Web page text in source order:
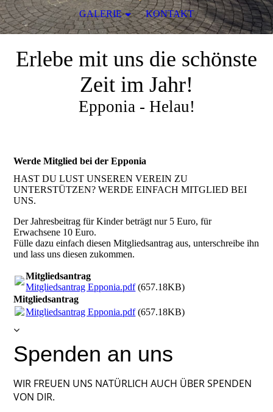
Erlebe mit uns die schönste
Zeit im Jahr!
Epponia - Helau!
Werde Mitglied bei der Epponia
HAST DU LUST UNSEREN VEREIN ZU
UNTERSTÜTZEN? WERDE EINFACH MITGLIED BEI
UNS.
Der Jahresbeitrag für Kinder beträgt nur 5 Euro, für
Erwachsene 10 Euro.
Fülle dazu einfach diesen Mitgliedsantrag aus, unterschreibe ihn
und lass uns diesen zukommen.
Mitgliedsantrag
Mitgliedsantrag Epponia.pdf(657.18KB)
Mitgliedsantrag
Mitgliedsantrag Epponia.pdf(657.18KB)
Spenden an uns
WIR FREUEN UNS NATÜRLICH AUCH ÜBER SPENDEN
VON DIR.
GALERIE KONTAKT